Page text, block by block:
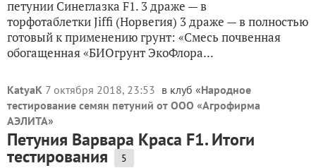
петунии Синеглазка F1. 3 драже — в
торфотаблетки Jiffi (Норвегия) 3 драже — в полностью
готовый к применению грунт: «Смесь почвенная
обогащенная «БИОгрунт ЭкоФлора...
KatyaK 7 октября 2018, 23:53 в клуб «Народное
тестирование семян петуний от ООО «Агрофирма
АЭЛИТА»
Петуния Варвара Краса F1. Итоги
тестирования 5